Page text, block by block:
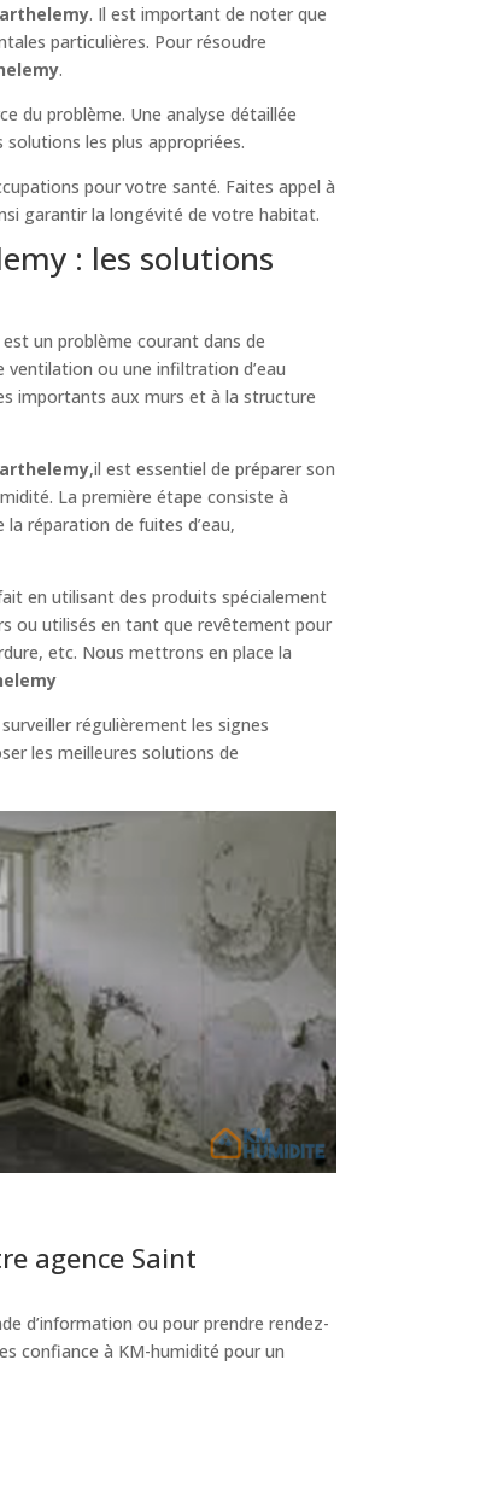
. Il est important de noter que
particulières. Pour résoudre
.
du problème. Une analyse détaillée
solutions les plus appropriées.
pour votre santé. Faites appel à
garantir la longévité de votre habitat.
: les solutions
est un problème courant dans de
ventilation ou une infiltration d’eau
importants aux murs et à la structure
,il est essentiel de préparer son
La première étape consiste à
réparation de fuites d’eau,
en utilisant des produits spécialement
ou utilisés en tant que revêtement pour
etc. Nous mettrons en place la
régulièrement les signes
les meilleures solutions de
agence Saint
d’information ou pour prendre rendez-
confiance à KM-humidité pour un